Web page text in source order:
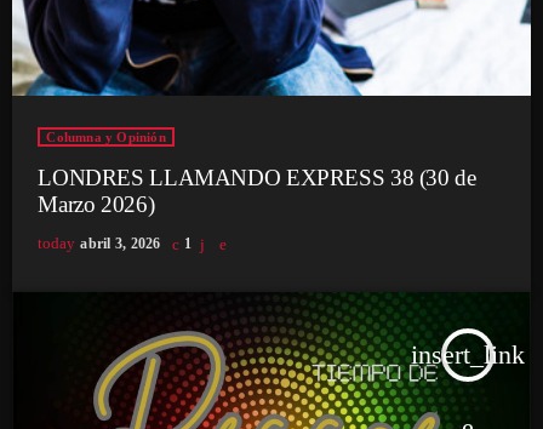
Columna y Opinión
LONDRES LLAMANDO EXPRESS 38 (30 de
Marzo 2026)
today abril 3, 2026 1
insert_link